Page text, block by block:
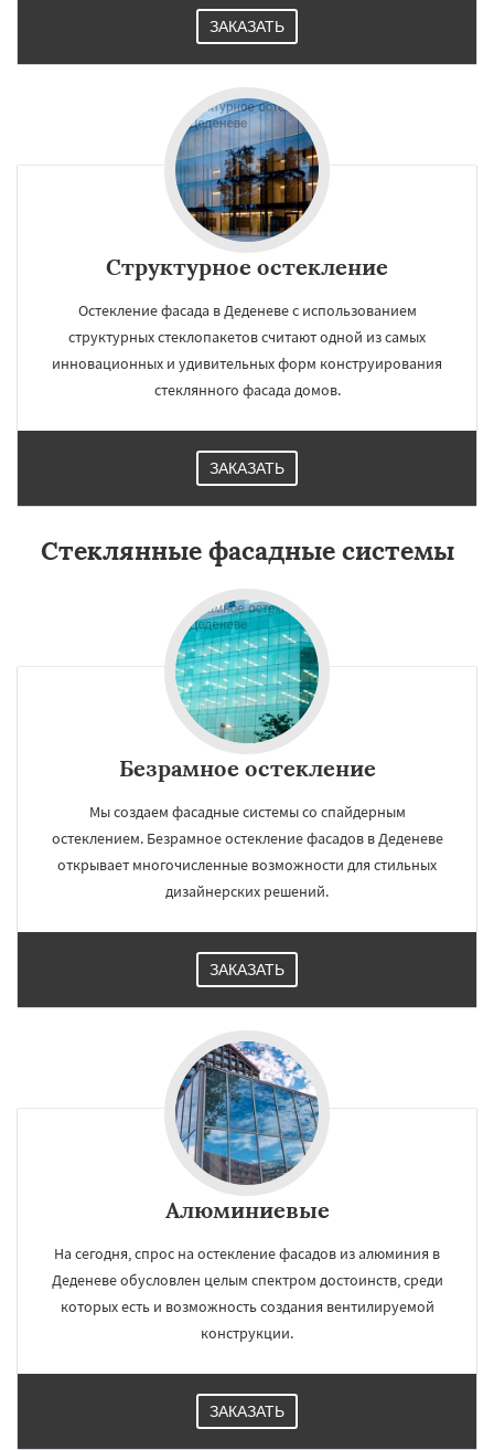
ЗАКАЗАТЬ
Структурное остекление
Остекление фасада в Деденеве с использованием
структурных стеклопакетов считают одной из самых
инновационных и удивительных форм конструирования
стеклянного фасада домов.
ЗАКАЗАТЬ
Стеклянные фасадные системы
Безрамное остекление
Мы создаем фасадные системы со спайдерным
остеклением. Безрамное остекление фасадов в Деденеве
открывает многочисленные возможности для стильных
дизайнерских решений.
ЗАКАЗАТЬ
Алюминиевые
На сегодня, спрос на остекление фасадов из алюминия в
Деденеве обусловлен целым спектром достоинств, среди
которых есть и возможность создания вентилируемой
конструкции.
ЗАКАЗАТЬ